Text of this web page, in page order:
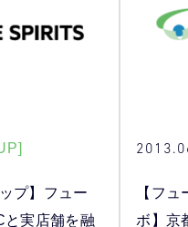
プ】フュー
と実店舗を融
【フ
ボ】京